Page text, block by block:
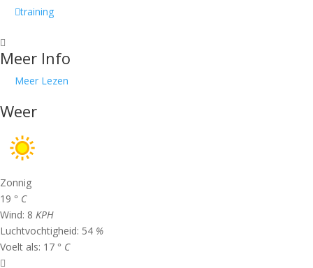
training
Meer Info
Meer Lezen
Weer
Zonnig
19 ° C
Wind: 8 KPH
Luchtvochtigheid: 54 %
Voelt als: 17 ° C